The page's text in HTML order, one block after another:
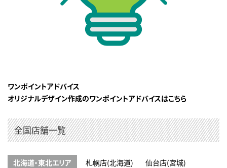
ワンポイントアドバイス
オリジナルデザイン作成のワンポイントアドバイスはこちら
全国店舗一覧
北海道・東北エリア 札幌店(北海道) 仙台店(宮城)